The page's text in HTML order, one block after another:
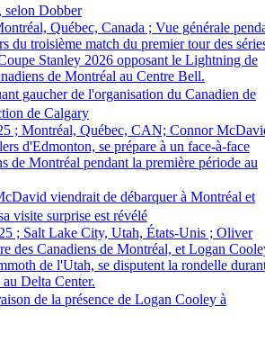
selon Dobber
gaucher de l'organisation du Canadien de
de Calgary
viendrait de débarquer à Montréal et
visite surprise est révélé
de la présence de Logan Cooley à